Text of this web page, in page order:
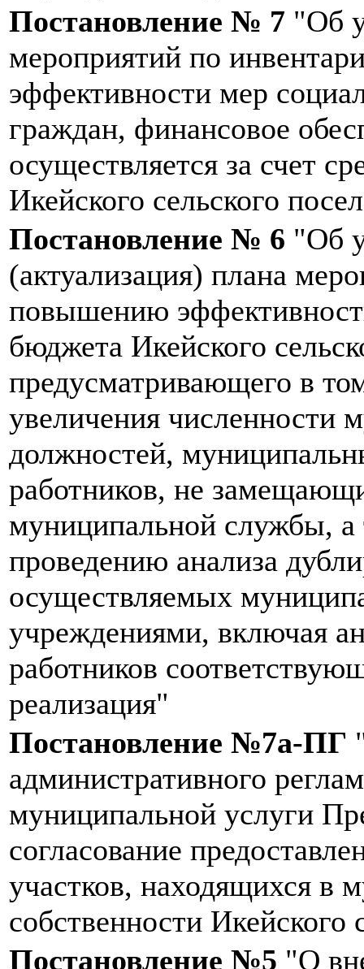
Постановление № 7 "Об
мероприятий по
эффективности мер
граждан, финансовое
осуществляется за счет
Икейского сельского
Постановление № 6 "Об
(актуализация) плана
повышению
бюджета Икейского
предусматривающего в
увеличения численности
должностей,
работников, не
муниципальной службы, а
проведению анализа
осуществляемых
учреждениями, включая
работников
реализация"
Постановление №7а-ПГ
административного
муниципальной услуги
согласование
участков, находящихся в
собственности Икейского
Постановление №5 "О